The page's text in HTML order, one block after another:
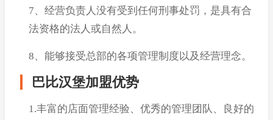
7、经营负责人没有受到任何刑事处罚，是具有合
法资格的法人或自然人。
8、能够接受总部的各项管理制度以及经营理念。
巴比汉堡加盟优势
1.丰富的店面管理经验、优秀的管理团队、良好的